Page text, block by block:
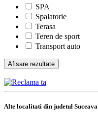
SPA
Spalatorie
Terasa
Teren de sport
Transport auto
Alte localitati din judetul Suceava